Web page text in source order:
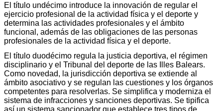
El título undécimo introduce la innovación de regular el
ejercicio profesional de la actividad física y el deporte y
determina las actividades profesionales y el ámbito
funcional, además de las obligaciones de las personas
profesionales de la actividad física y el deporte.
El título duodécimo regula la justicia deportiva, el régimen
disciplinario y el Tribunal del deporte de las Illes Balears.
Como novedad, la jurisdicción deportiva se extiende al
ámbito asociativo y se regulan las cuestiones y los órganos
competentes para resolverlas. Se simplifica y moderniza el
sistema de infracciones y sanciones deportivas. Se tipifica
así un sistema sancionador que establece tres tipos de